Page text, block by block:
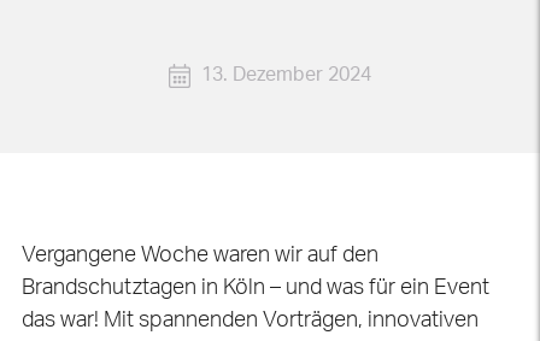
13. Dezember 2024
Vergangene Woche waren wir auf den
Brandschutztagen in Köln – und was für ein Event
das war! Mit spannenden Vorträgen, innovativen